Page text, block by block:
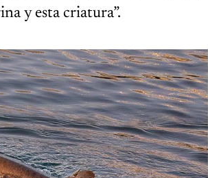
y esta criatura”.